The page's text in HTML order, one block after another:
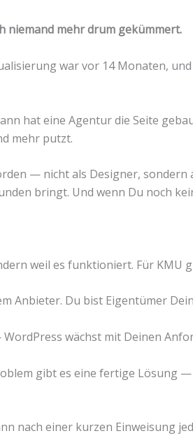
niemand mehr drum gekümmert.
war vor 14 Monaten,
hat eine Agentur die Seite
mehr putzt.
— nicht als Designer,
bringt. Und wenn Du noch
weil es funktioniert. Für KMU
Anbieter. Du bist Eigentümer
wächst mit Deinen
gibt es eine fertige Lösung
nach einer kurzen Einweisung